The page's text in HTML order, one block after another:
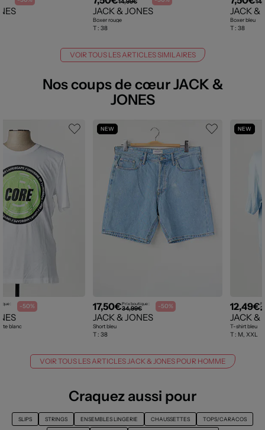
14,99€
JACK & JONES
Boxer rouge
T : 38
JACK &
Boxer bleu
T : 38
VOIR TOUS LES ARTICLES SIMILAIRES
Nos coups de cœur JACK &
JONES
: -50%
blanc
NEW
17,50€Prix boutique :
34,99€ -50%
JACK & JONES
Short bleu
T : 38
NEW
12,49€
JACK &
T-shirt bleu
T : M, XXL
VOIR TOUS LES ARTICLES JACK & JONES POUR HOMME
Craquez aussi pour
SLIPS STRINGS ENSEMBLES LINGERIE CHAUSSETTES TOPS/CARACOS